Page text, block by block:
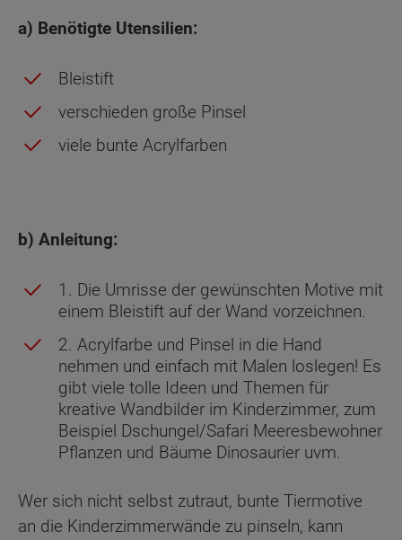
a) Benötigte Utensilien:
Bleistift
verschieden große Pinsel
viele bunte Acrylfarben
b) Anleitung:
1. Die Umrisse der gewünschten Motive mit
einem Bleistift auf der Wand vorzeichnen.
2. Acrylfarbe und Pinsel in die Hand
nehmen und einfach mit Malen loslegen! Es
gibt viele tolle Ideen und Themen für
kreative Wandbilder im Kinderzimmer, zum
Beispiel Dschungel/Safari Meeresbewohner
Pflanzen und Bäume Dinosaurier uvm.
Wer sich nicht selbst zutraut, bunte Tiermotive
an die Kinderzimmerwände zu pinseln, kann